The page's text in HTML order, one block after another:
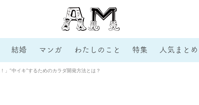
結婚 マンガ わたしのこと 特集 人気まとめ
」“中イキ”するためのカラダ開発方法とは？